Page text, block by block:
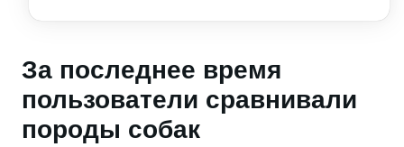
За последнее время
пользователи сравнивали
породы собак